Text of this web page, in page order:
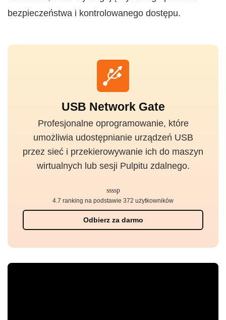
bezpieczeństwa i kontrolowanego dostępu.
USB Network Gate
Profesjonalne oprogramowanie, które
umożliwia udostępnianie urządzeń USB
przez sieć i przekierowywanie ich do maszyn
wirtualnych lub sesji Pulpitu zdalnego.
Odbierz za darmo
4.7 ranking na podstawie 372 użytkowników